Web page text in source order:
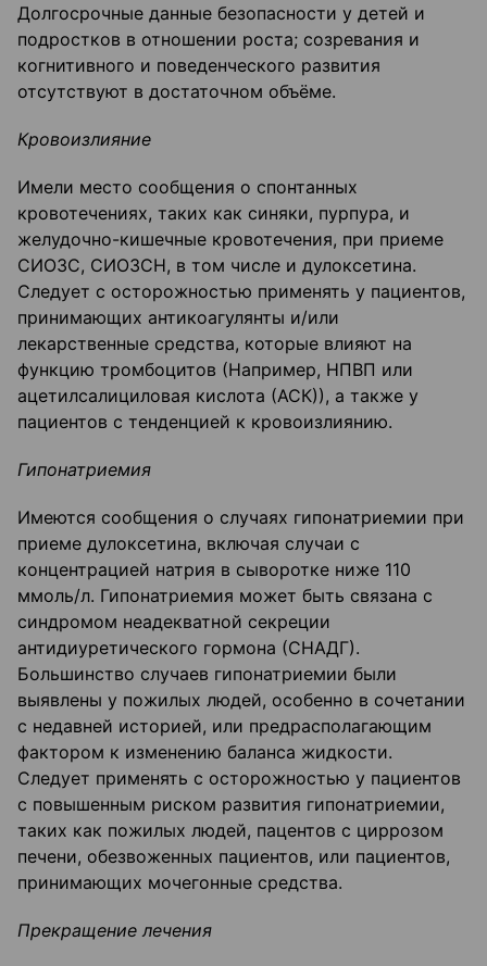
Долгосрочные данные безопасности у детей и
подростков в отношении роста; созревания и
когнитивного и поведенческого развития
отсутствуют в достаточном объёме.
Кровоизлияние
Имели место сообщения о спонтанных
кровотечениях, таких как синяки, пурпура, и
желудочно-кишечные кровотечения, при приеме
СИОЗС, СИОЗСН, в том числе и дулоксетина.
Следует с осторожностью применять у пациентов,
принимающих антикоагулянты и/или
лекарственные средства, которые влияют на
функцию тромбоцитов (Например, НПВП или
ацетилсалициловая кислота (АСК)), а также у
пациентов с тенденцией к кровоизлиянию.
Гипонатриемия
Имеются сообщения о случаях гипонатриемии при
приеме дулоксетина, включая случаи с
концентрацией натрия в сыворотке ниже 110
ммоль/л. Гипонатриемия может быть связана с
синдромом неадекватной секреции
антидиуретического гормона (СНАДГ).
Большинство случаев гипонатриемии были
выявлены у пожилых людей, особенно в сочетании
с недавней историей, или предрасполагающим
фактором к изменению баланса жидкости.
Следует применять с осторожностью у пациентов
с повышенным риском развития гипонатриемии,
таких как пожилых людей, пацентов с циррозом
печени, обезвоженных пациентов, или пациентов,
принимающих мочегонные средства.
Прекращение лечения